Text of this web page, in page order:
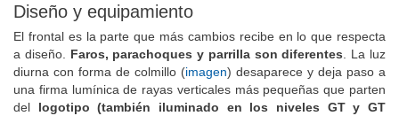
Diseño y equipamiento
El frontal es la parte que más cambios recibe en lo que respecta
a diseño. Faros, parachoques y parrilla son diferentes . La luz
diurna con forma de colmillo (imagen) desaparece y deja paso a
una firma lumínica de rayas verticales más pequeñas que parten
del logotipo (también iluminado en los niveles GT y GT